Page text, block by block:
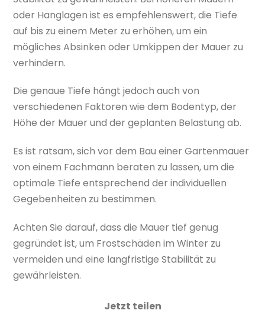
oder Hanglagen ist es empfehlenswert, die Tiefe
auf bis zu einem Meter zu erhöhen, um ein
mögliches Absinken oder Umkippen der Mauer zu
verhindern.
Die genaue Tiefe hängt jedoch auch von
verschiedenen Faktoren wie dem Bodentyp, der
Höhe der Mauer und der geplanten Belastung ab.
Es ist ratsam, sich vor dem Bau einer Gartenmauer
von einem Fachmann beraten zu lassen, um die
optimale Tiefe entsprechend der individuellen
Gegebenheiten zu bestimmen.
Achten Sie darauf, dass die Mauer tief genug
gegründet ist, um Frostschäden im Winter zu
vermeiden und eine langfristige Stabilität zu
gewährleisten.